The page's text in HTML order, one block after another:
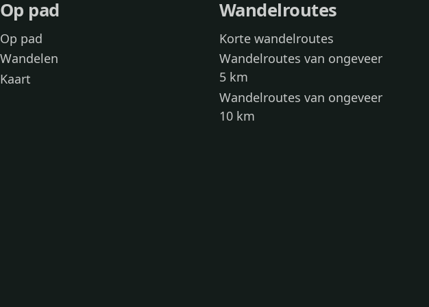
Op pad
Op pad
Wandelen
Kaart
Wandelroutes
Korte wandelroutes
Wandelroutes van ongeveer
5 km
Wandelroutes van ongeveer
10 km